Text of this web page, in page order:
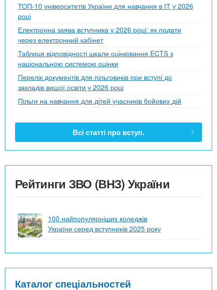
ТОП-10 університетів України для навчання в ІТ у 2026
році
Електронна заява вступника у 2026 році: як подати
через електронний кабінет
Таблиця відповідності шкали оцінювання ECTS з
національною системою оцінки
Перелік документів для пільговиків при вступі до
закладів вищої освіти у 2026 році
Пільги на навчання для дітей учасників бойових дій
Всі статті про вступ.
Рейтинги ЗВО (ВНЗ) України
100 найпопулярніших коледжів
України серед вступників 2025 року
Каталог спеціальностей